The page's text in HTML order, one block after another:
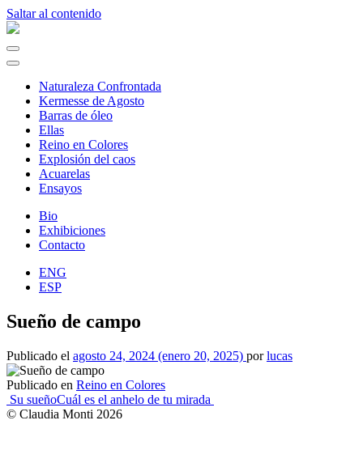
Saltar al contenido
Navegación
principal
Naturaleza Confrontada
Kermesse de Agosto
Barras de óleo
Ellas
Reino en Colores
Explosión del caos
Acuarelas
Ensayos
Bio
Exhibiciones
Contacto
ENG
ESP
Sueño de campo
Publicado el agosto 24, 2024 (enero 20, 2025) por lucas
Publicado en Reino en Colores
Navegación
de
Su sueñoCuál es el anhelo de tu mirada
© Claudia Monti 2026